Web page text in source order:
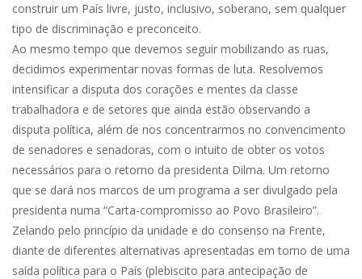
construir um País livre, justo, inclusivo, soberano, sem qualquer
tipo de discriminação e preconceito.
Ao mesmo tempo que devemos seguir mobilizando as ruas,
decidimos experimentar novas formas de luta. Resolvemos
intensificar a disputa dos corações e mentes da classe
trabalhadora e de setores que ainda estão observando a
disputa política, além de nos concentrarmos no convencimento
de senadores e senadoras, com o intuito de obter os votos
necessários para o retorno da presidenta Dilma. Um retorno
que se dará nos marcos de um programa a ser divulgado pela
presidenta numa “Carta-compromisso ao Povo Brasileiro”.
Zelando pelo princípio da unidade e do consenso na Frente,
diante de diferentes alternativas apresentadas em torno de uma
saída política para o País (plebiscito para antecipação de